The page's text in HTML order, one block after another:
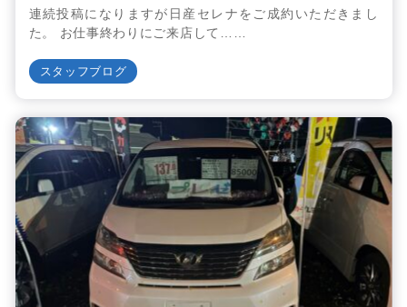
連続投稿になりますが日産セレナをご成約いただきまし
た。 お仕事終わりにご来店して……
スタッフブログ